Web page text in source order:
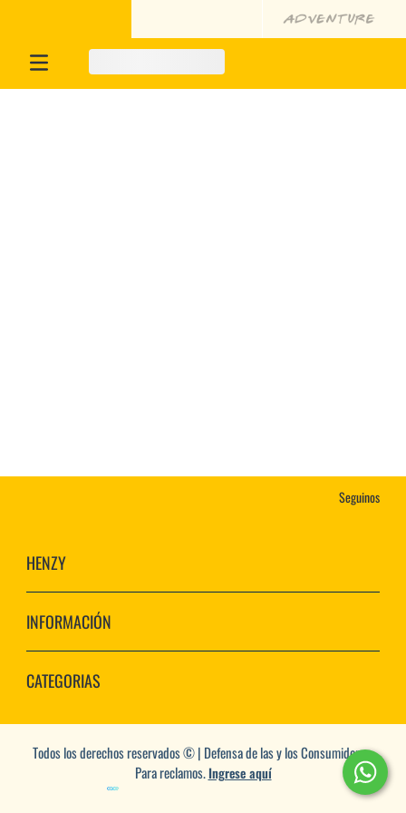
Seguinos
HENZY
INFORMACIÓN
CATEGORIAS
Todos los derechos reservados © | Defensa de las y los Consumidores.
Para reclamos.Ingrese aquí